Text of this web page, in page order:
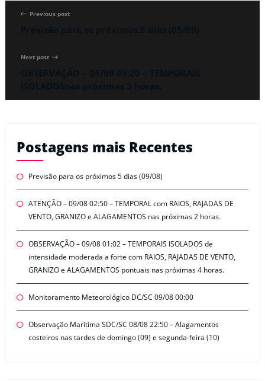
Previous post
Next post
Postagens mais Recentes
Previsão para os próximos 5 dias (09/08)
ATENÇÃO – 09/08 02:50 – TEMPORAL com RAIOS, RAJADAS DE
VENTO, GRANIZO e ALAGAMENTOS nas próximas 2 horas.
OBSERVAÇÃO – 09/08 01:02 – TEMPORAIS ISOLADOS de
intensidade moderada a forte com RAIOS, RAJADAS DE VENTO,
GRANIZO e ALAGAMENTOS pontuais nas próximas 4 horas.
Monitoramento Meteorológico DC/SC 09/08 00:00
Observação Marítima SDC/SC 08/08 22:50 – Alagamentos
costeiros nas tardes de domingo (09) e segunda-feira (10)